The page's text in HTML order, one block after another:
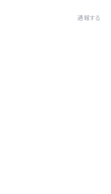
通報する